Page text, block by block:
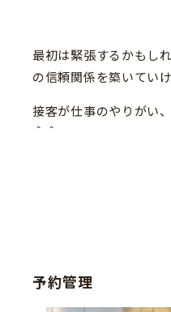
最初は緊張するかもし
の信頼関係を築いてい
接客が仕事のやりがい
予約管理